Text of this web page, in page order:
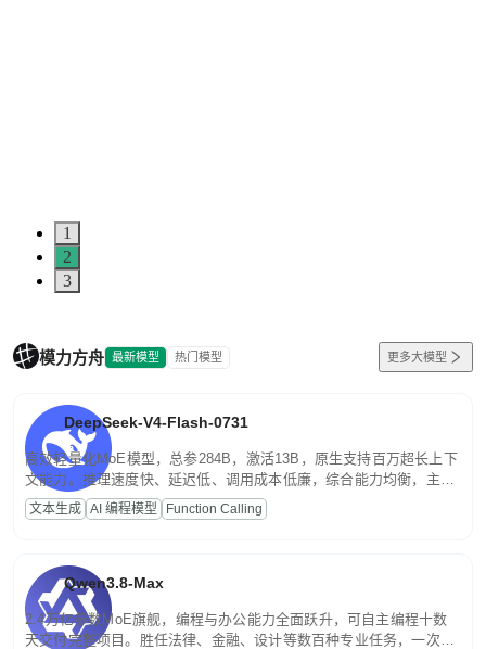
1
2
3
模力方舟 最新模型 热门模型 更多大模型
DeepSeek-V4-Flash-0731
高效轻量化MoE模型，总参284B，激活13B，原生支持百万超长上下
文能力。推理速度快、延迟低、调用成本低廉，综合能力均衡，主打
高并发、轻量化任务，适合日常对话、内容创作、基础 RAG、批量
文案处理等普惠刚需场景。
文本生成 AI 编程模型 Function Calling
Qwen3.8-Max
2.4万亿参数MoE旗舰，编程与办公能力全面跃升，可自主编程十数
天交付完整项目。胜任法律、金融、设计等数百种专业任务，一次对